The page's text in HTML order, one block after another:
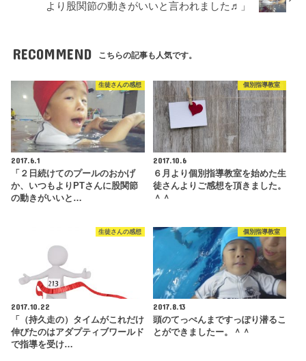
より股関節の動きがいいと言われました♬」
RECOMMEND こちらの記事も人気です。
生徒さんの感想
2017.6.1
「２日続けてのプールのおかげ
か、いつもよりPTさんに股関節
の動きがいいと…
個別指導教室
2017.10.6
６月より個別指導教室を始めた生
徒さんよりご感想を頂きました。
＾＾
生徒さんの感想
2017.10.22
「（持久走の）タイムがこれだけ
伸びたのはアダプティブワールド
で指導を受け…
個別指導教室
2017.8.13
頭のてっぺんまですっぽり潜るこ
とができましたー。＾＾